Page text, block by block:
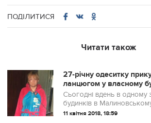
ПОДІЛИТИСЯ
Читати також
27-річну одеситку
ланцюгом у власному
Сьогодні вдень в одному
будинків в
поліцейські врятували 27-
11 квітня 2018, 18:59